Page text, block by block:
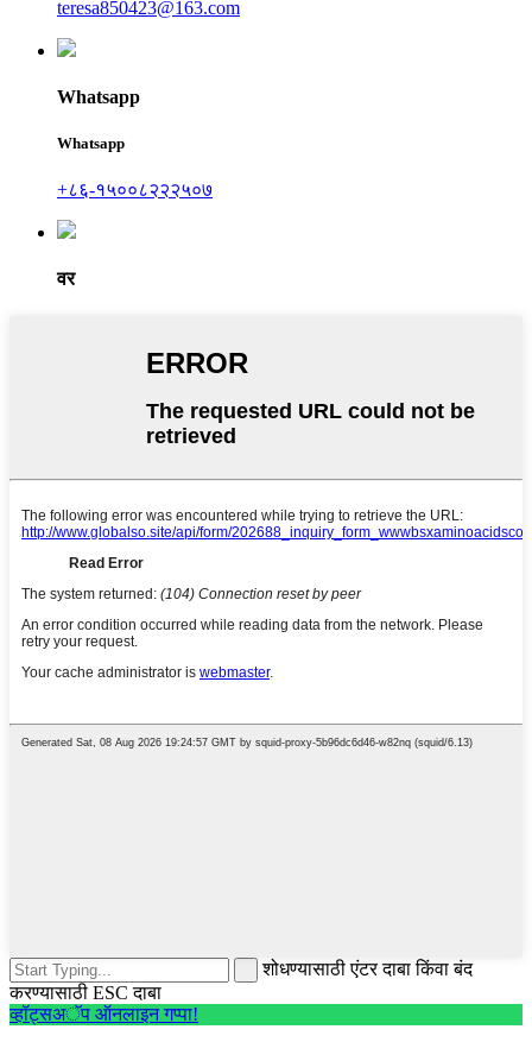
teresa850423@163.com
Whatsapp
Whatsapp
+८६-१५००८२२२५०७
वर
शोधण्यासाठी एंटर दाबा किंवा बंद
करण्यासाठी ESC दाबा
व्हॉट्सअॅप ऑनलाइन गप्पा!